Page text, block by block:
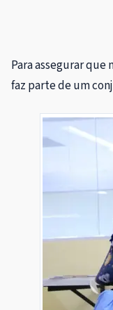
Para assegurar
faz parte de um